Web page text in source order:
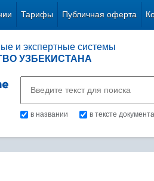
Тарифы Публичная оферта
и экспертные системы
УЗБЕКИСТАНА
в названии в тексте документа